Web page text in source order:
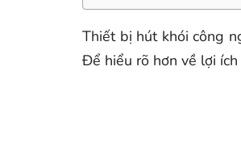
Thiết bị hút khói công
Để hiểu rõ hơn về lợi